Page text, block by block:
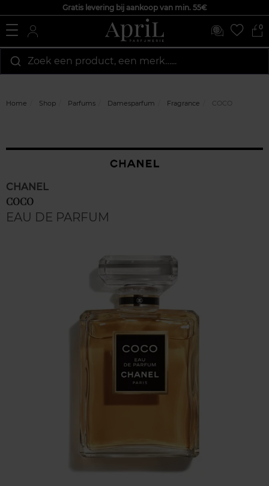
Gratis levering bij aankoop van min. 55€
0
Zoek een product, een merk…...
Home Shop Parfums Damesparfum Fragrance COCO
CHANEL
COCO
EAU DE PARFUM